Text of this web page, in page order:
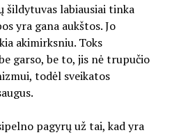
labiausiai tinka
yra gana aukštos. Jo
akimirksniu. Toks
garso, be to, jis nė trupučio
todėl sveikatos
pagyrų už tai, kad yra